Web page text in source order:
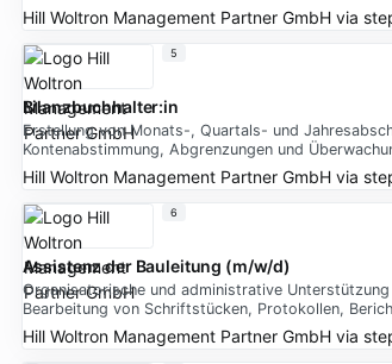
Hill Woltron Management Partner GmbHvia
Bilanzbuchhalter:in
Erstellung von Monats-, Quartals- und
Kontenabstimmung, Abgrenzungen und
Hill Woltron Management Partner GmbHvia
5
Assistenz der Bauleitung (m/w/d)
Organisatorische und administrative
Bearbeitung von Schriftstücken, Protokollen,
Hill Woltron Management Partner GmbHvia
6